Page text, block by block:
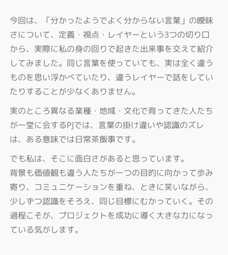
今回は、「分かったようでよく分からない言葉」の曖昧
さについて、定義・視点・レイヤーという3つの切り口
から、実際に私の身の回りで起きた出来事を交えて紹介
してみました。同じ言葉を使っていても、実は全く違う
ものを思い浮かべていたり、違うレイヤーで話をしてい
たりすることが少なくありません。
実のところ異なる業種・地域・文化で育ってきた人たち
が一堂に会するPJでは、言葉の掛け違いや認識のズレ
は、ある意味では日常茶飯事です。
でも私は、そこに面白さがあると思っています。
背景も価値観も違う人たちが一つの目的に向かって歩み
寄り、コミュニケーションを重ね、ときに笑いながら、
少しずつ認識をそろえ、同じ目標にむかっていく。その
過程こそが、プロジェクトを成功に導く大きな力になっ
ている気がします。